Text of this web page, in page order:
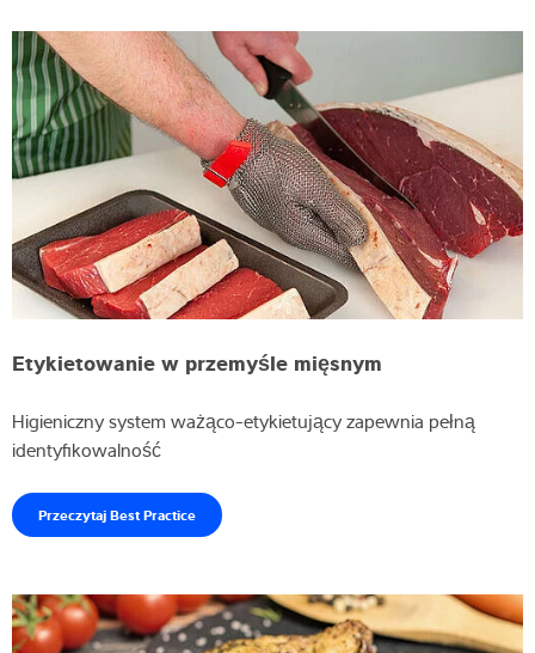
Etykietowanie w przemyśle mięsnym
Higieniczny system ważąco-etykietujący zapewnia pełną
identyfikowalność
Przeczytaj Best Practice